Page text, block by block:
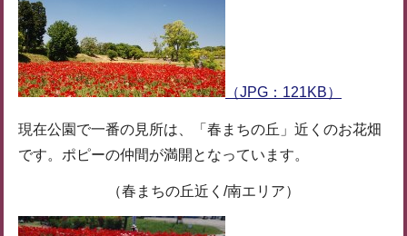
（JPG：121KB）
現在公園で一番の見所は、「春まちの丘」近くのお花畑
です。ポピーの仲間が満開となっています。
（春まちの丘近く/南エリア）